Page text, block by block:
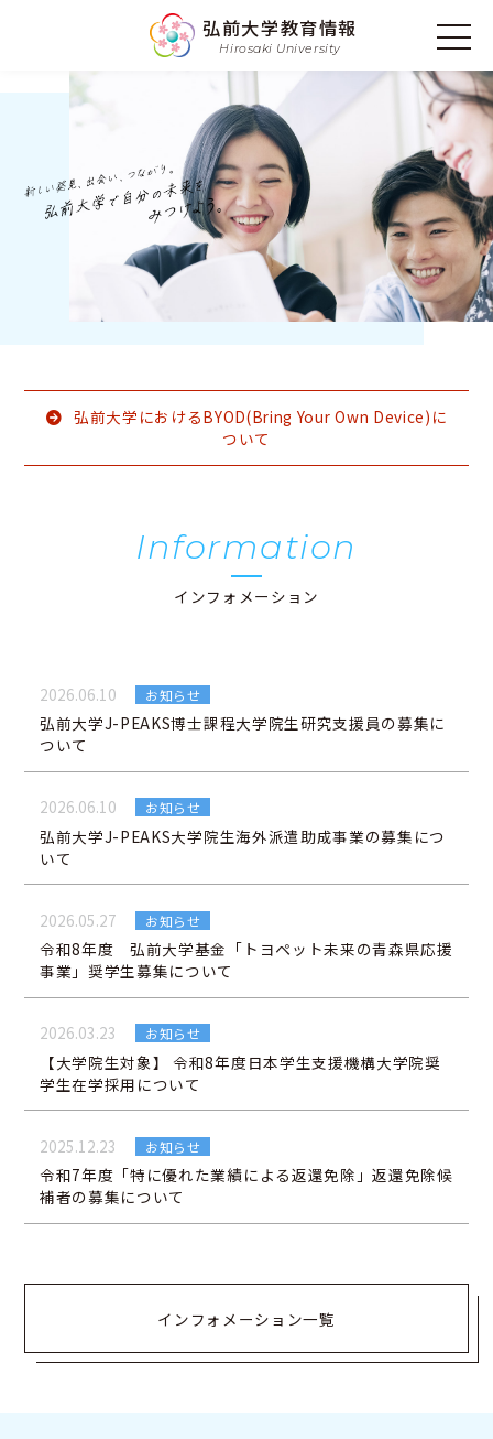
弘前大学教育情報
Hirosaki University
弘前大学におけるBYOD(Bring Your Own Device)に
ついて
Information
インフォメーション
2026.06.10 お知らせ
弘前大学J-PEAKS博士課程大学院生研究支援員の募集に
ついて
2026.06.10 お知らせ
弘前大学J-PEAKS大学院生海外派遣助成事業の募集につ
いて
2026.05.27 お知らせ
令和8年度 弘前大学基金「トヨペット未来の青森県応援
事業」奨学生募集について
2026.03.23 お知らせ
【大学院生対象】 令和8年度日本学生支援機構大学院奨
学生在学採用について
2025.12.23 お知らせ
令和7年度「特に優れた業績による返還免除」返還免除候
補者の募集について
インフォメーション一覧